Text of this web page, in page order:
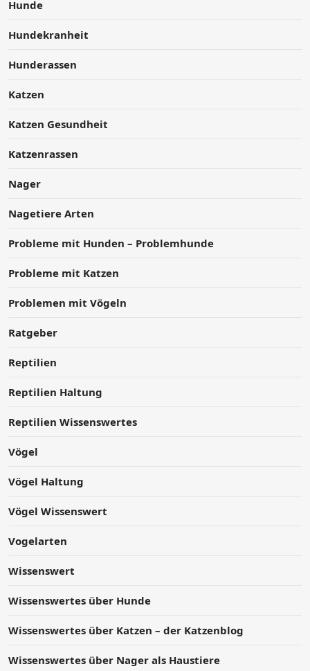
Hunde
Hundekranheit
Hunderassen
Katzen
Katzen Gesundheit
Katzenrassen
Nager
Nagetiere Arten
Probleme mit Hunden – Problemhunde
Probleme mit Katzen
Problemen mit Vögeln
Ratgeber
Reptilien
Reptilien Haltung
Reptilien Wissenswertes
Vögel
Vögel Haltung
Vögel Wissenswert
Vogelarten
Wissenswert
Wissenswertes über Hunde
Wissenswertes über Katzen – der Katzenblog
Wissenswertes über Nager als Haustiere